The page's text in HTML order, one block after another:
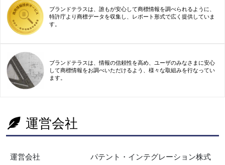
ブランドテラスは、誰もが安心して商標情報を調べられるように、
特許庁より商標データを収集し、レポート形式で広く提供していま
す。
ブランドテラスは、情報の信頼性を高め、ユーザのみなさまに安心
して商標情報をお調べいただけるよう、様々な取組みを行なってい
ます。
運営会社
運営会社
パテント・インテグレーション株式